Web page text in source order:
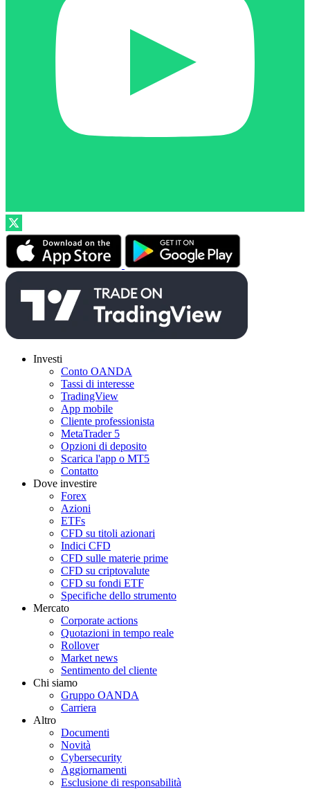
Investi
Conto OANDA
Tassi di interesse
TradingView
App mobile
Cliente professionista
MetaTrader 5
Opzioni di deposito
Scarica l'app o MT5
Contatto
Dove investire
Forex
Azioni
ETFs
CFD su titoli azionari
Indici CFD
CFD sulle materie prime
CFD su criptovalute
CFD su fondi ETF
Specifiche dello strumento
Mercato
Corporate actions
Quotazioni in tempo reale
Rollover
Market news
Sentimento del cliente
Chi siamo
Gruppo OANDA
Carriera
Altro
Documenti
Novità
Cybersecurity
Aggiornamenti
Esclusione di responsabilità